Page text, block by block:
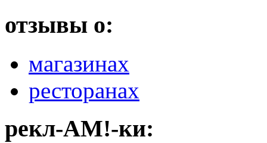
отзывы о:
магазинах
ресторанах
рекл-АМ!-ки: